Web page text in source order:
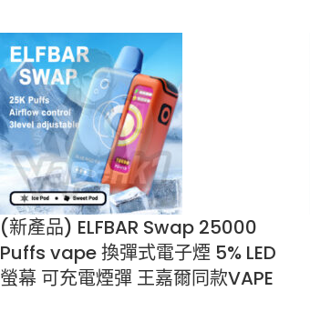
(新產品) ELFBAR Swap 25000
Puffs vape 換彈式電子煙 5% LED
螢幕 可充電煙彈 王嘉爾同款VAPE